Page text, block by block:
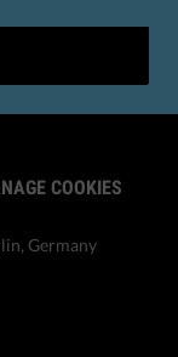
COOKIES
Germany